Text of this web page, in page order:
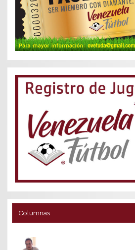
Columnas